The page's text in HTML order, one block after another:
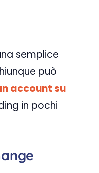
semplice
può
account su
in pochi